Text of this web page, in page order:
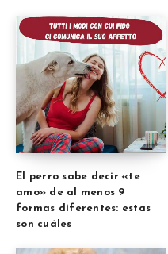
El perro sabe decir «te
amo» de al menos 9
formas diferentes: estas
son cuáles